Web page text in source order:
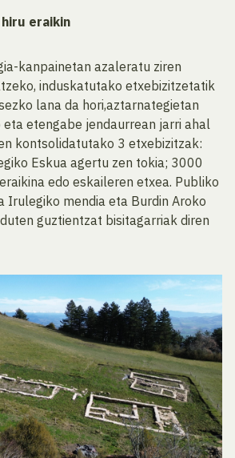
eraikin
kanpainetan azaleratu ziren
induskatutako etxebizitzetatik
lana da hori,aztarnategietan
etengabe jendaurrean jarri ahal
kontsolidatutako 3 etxebizitzak:
Eskua agertu zen tokia; 3000
edo eskaileren etxea. Publiko
Irulegiko mendia eta Burdin Aroko
guztientzat bisitagarriak diren